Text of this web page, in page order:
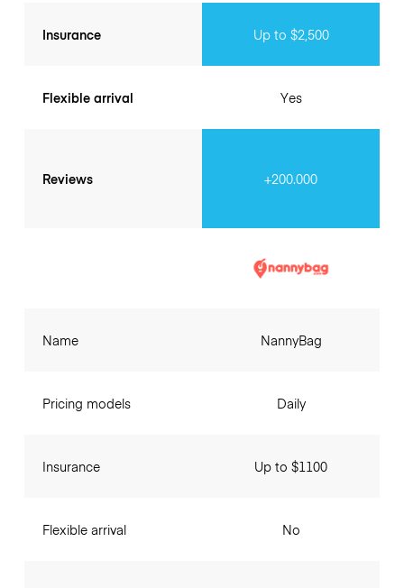
Insurance
Flexible arrival
Reviews
Up to $2,500
Yes
+200.000
Name
Pricing models
Insurance
Flexible arrival
NannyBag
Daily
Up to $1100
No